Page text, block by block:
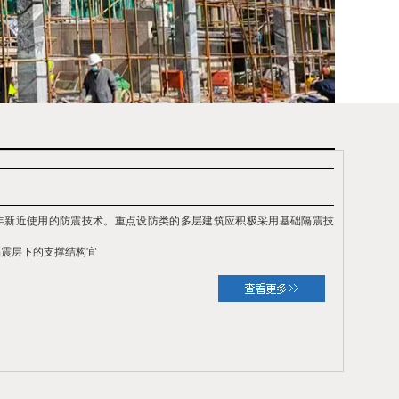
近使用的防震技术。重点设防类的多层建筑应积极采用基础隔震技
层下的支撑结构宜